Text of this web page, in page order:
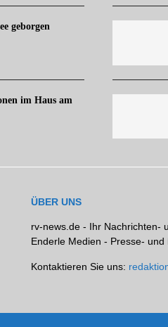
geborgen
im Haus am
ÜBER UNS
rv-news.de - Ihr Nachrichten-
Enderle Medien - Presse- und
Kontaktieren Sie uns: